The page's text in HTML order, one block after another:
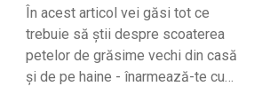
În acest articol vei găsi tot ce
trebuie să știi despre scoaterea
petelor de grăsime vechi din casă
și de pe haine - înarmează-te cu…